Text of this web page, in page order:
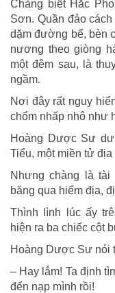
Chàng biết Hắc
Sơn. Quần đảo
dặm đường bể, bèn
nương theo giòng
một đêm sau, là
ngầm.
Nơi đây rất nguy
chổm nhấp nhô như
Hoàng Dược Sư
Tiểu, một miền tử
Nhưng chàng là
băng qua hiểm địa,
Thình lình lúc ấy
hiện ra ba chiếc cột
Hoàng Dược Sư nói
– Hay lắm! Ta định
đến nạp mình rồi!